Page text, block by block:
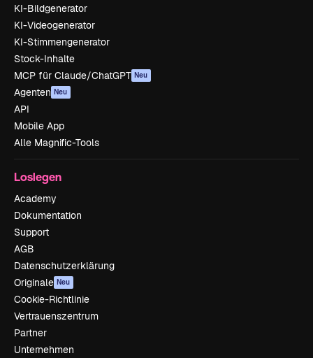
KI-Bildgenerator
KI-Videogenerator
KI-Stimmengenerator
Stock-Inhalte
MCP für Claude/ChatGPT Neu
Agenten Neu
API
Mobile App
Alle Magnific-Tools
Loslegen
Academy
Dokumentation
Support
AGB
Datenschutzerklärung
Originale Neu
Cookie-Richtlinie
Vertrauenszentrum
Partner
Unternehmen